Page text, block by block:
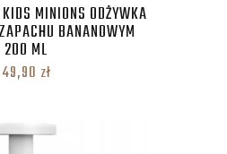
MINIONS ODŻYWKA
BANANOWYM
200 ML
49,90 zł